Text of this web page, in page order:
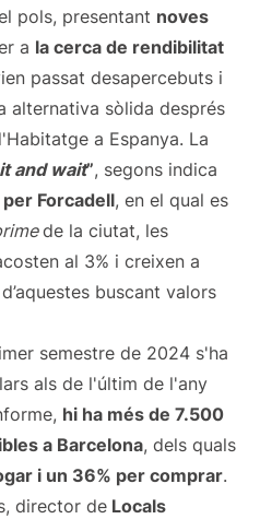
pols, presentant noves
a la cerca de rendibilitat
passat desapercebuts i
alternativa sòlida després
a Espanya. La
and wait”, segons indica
Forcadell, en el qual es
de la ciutat, les
al 3% i creixen a
buscant valors
semestre de 2024 s'ha
als de l'últim de l'any
hi ha més de 7.500
a Barcelona, dels quals
i un 36% per comprar.
director de Locals